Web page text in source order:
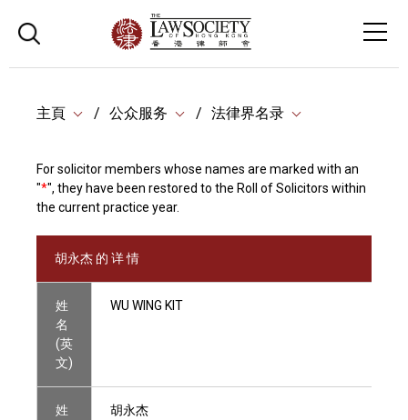
主頁 公众服务 法律界名录
For solicitor members whose names are marked with an
"*", they have been restored to the Roll of Solicitors within
the current practice year.
胡永杰 的 详 情
姓
名
(英
文)
WU WING KIT
姓
胡永杰